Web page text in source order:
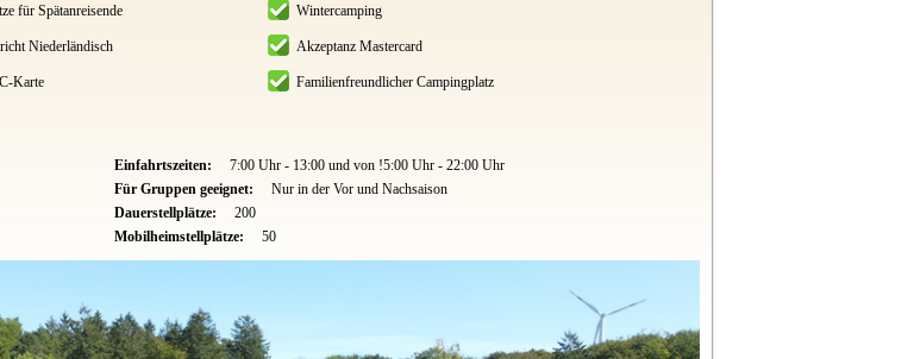
für Spätanreisende Wintercamping
Niederländisch Akzeptanz Mastercard
Karte Familienfreundlicher Campingplatz
Einfahrtszeiten:
7:00 Uhr - 13:00 und von !5:00 Uhr - 22:00 Uhr
Für Gruppen geeignet:
Nur in der Vor und Nachsaison
Dauerstellplätze:
200
Mobilheimstellplätze: 50